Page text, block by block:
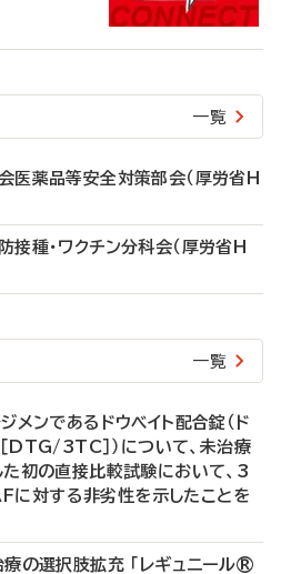
一覧
薬品等安全対策部会（厚労省H
種・ワクチン分科会（厚労省H
一覧
メンであるドウベイト配合錠（ド
DTG/3TC］）について、未治療
初の直接比較試験において、3
対する非劣性を示したことを
の選択肢拡充 「レギュニール®